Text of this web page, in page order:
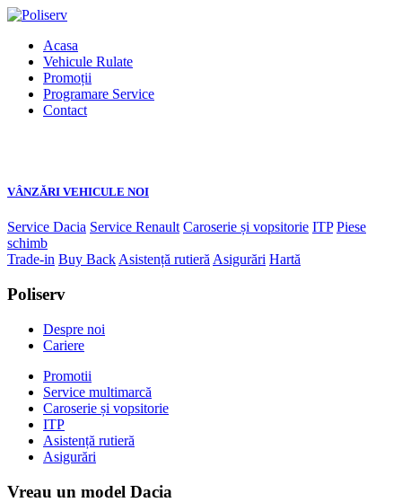
Acasa
Vehicule Rulate
Promoții
Programare Service
Contact
VÂNZĂRI VEHICULE NOI
Service Dacia Service Renault Caroserie și vopsitorie ITP Piese
schimb
Trade-in Buy Back Asistență rutieră Asigurări Hartă
Poliserv
Despre noi
Cariere
Promotii
Service multimarcă
Caroserie și vopsitorie
ITP
Asistență rutieră
Asigurări
Vreau un model Dacia